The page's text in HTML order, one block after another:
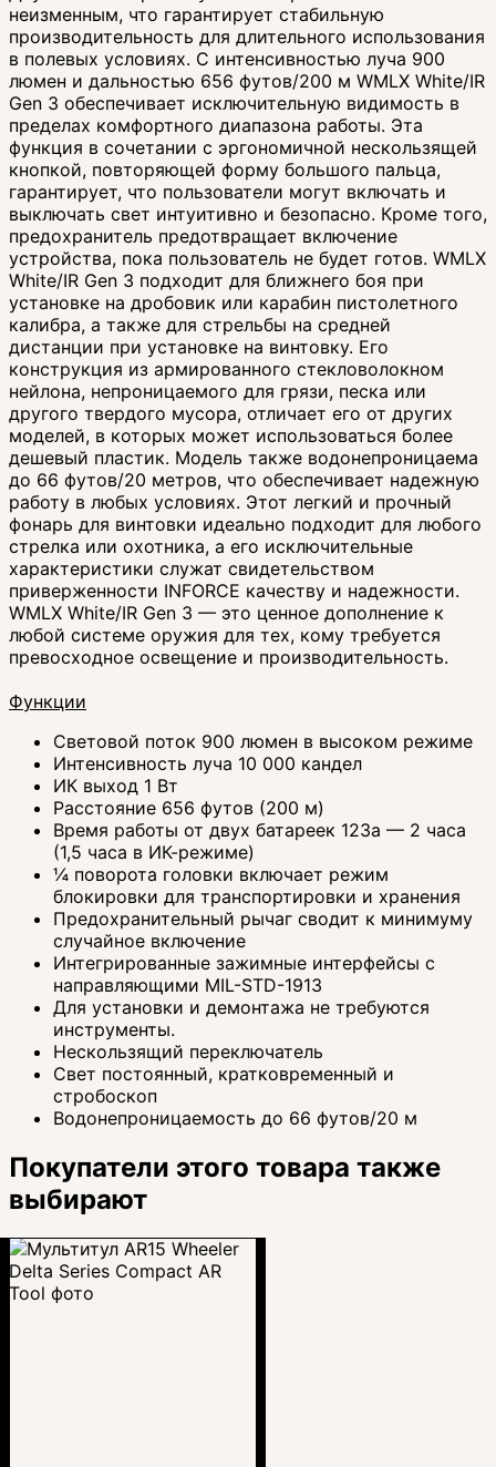
неизменным, что гарантирует стабильную
производительность для длительного использования
в полевых условиях. С интенсивностью луча 900
люмен и дальностью 656 футов/200 м WMLX White/IR
Gen 3 обеспечивает исключительную видимость в
пределах комфортного диапазона работы. Эта
функция в сочетании с эргономичной нескользящей
кнопкой, повторяющей форму большого пальца,
гарантирует, что пользователи могут включать и
выключать свет интуитивно и безопасно. Кроме того,
предохранитель предотвращает включение
устройства, пока пользователь не будет готов. WMLX
White/IR Gen 3 подходит для ближнего боя при
установке на дробовик или карабин пистолетного
калибра, а также для стрельбы на средней
дистанции при установке на винтовку. Его
конструкция из армированного стекловолокном
нейлона, непроницаемого для грязи, песка или
другого твердого мусора, отличает его от других
моделей, в которых может использоваться более
дешевый пластик. Модель также водонепроницаема
до 66 футов/20 метров, что обеспечивает надежную
работу в любых условиях. Этот легкий и прочный
фонарь для винтовки идеально подходит для любого
стрелка или охотника, а его исключительные
характеристики служат свидетельством
приверженности INFORCE качеству и надежности.
WMLX White/IR Gen 3 — это ценное дополнение к
любой системе оружия для тех, кому требуется
превосходное освещение и производительность.
Функции
Световой поток 900 люмен в высоком режиме
Интенсивность луча 10 000 кандел
ИК выход 1 Вт
Расстояние 656 футов (200 м)
Время работы от двух батареек 123a — 2 часа
(1,5 часа в ИК-режиме)
¼ поворота головки включает режим
блокировки для транспортировки и хранения
Предохранительный рычаг сводит к минимуму
случайное включение
Интегрированные зажимные интерфейсы с
направляющими MIL-STD-1913
Для установки и демонтажа не требуются
инструменты.
Нескользящий переключатель
Свет постоянный, кратковременный и
стробоскоп
Водонепроницаемость до 66 футов/20 м
Покупатели этого товара также
выбирают